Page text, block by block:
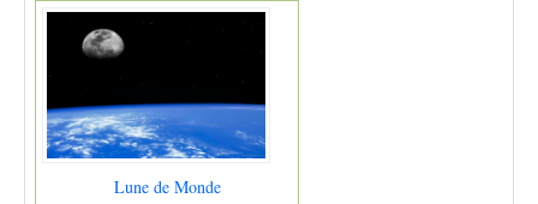
Lune de Monde